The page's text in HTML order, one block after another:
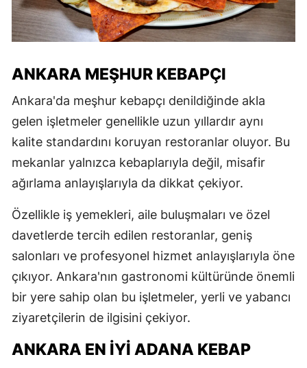
ANKARA MEŞHUR KEBAPÇI
Ankara'da meşhur kebapçı denildiğinde akla
gelen işletmeler genellikle uzun yıllardır aynı
kalite standardını koruyan restoranlar oluyor. Bu
mekanlar yalnızca kebaplarıyla değil, misafir
ağırlama anlayışlarıyla da dikkat çekiyor.
Özellikle iş yemekleri, aile buluşmaları ve özel
davetlerde tercih edilen restoranlar, geniş
salonları ve profesyonel hizmet anlayışlarıyla öne
çıkıyor. Ankara'nın gastronomi kültüründe önemli
bir yere sahip olan bu işletmeler, yerli ve yabancı
ziyaretçilerin de ilgisini çekiyor.
ANKARA EN İYI ADANA KEBAP